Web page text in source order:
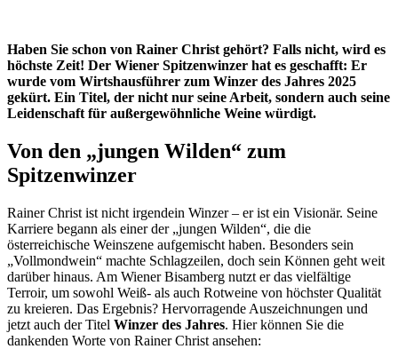
Haben Sie schon von Rainer Christ gehört? Falls nicht, wird es
höchste Zeit! Der Wiener Spitzenwinzer hat es geschafft: Er
wurde vom Wirtshausführer zum Winzer des Jahres 2025
gekürt. Ein Titel, der nicht nur seine Arbeit, sondern auch seine
Leidenschaft für außergewöhnliche Weine würdigt.
Von den „jungen Wilden“ zum
Spitzenwinzer
Rainer Christ ist nicht irgendein Winzer – er ist ein Visionär. Seine
Karriere begann als einer der „jungen Wilden“, die die
österreichische Weinszene aufgemischt haben. Besonders sein
„Vollmondwein“ machte Schlagzeilen, doch sein Können geht weit
darüber hinaus. Am Wiener Bisamberg nutzt er das vielfältige
Terroir, um sowohl Weiß- als auch Rotweine von höchster Qualität
zu kreieren. Das Ergebnis? Hervorragende Auszeichnungen und
jetzt auch der Titel Winzer des Jahres. Hier können Sie die
dankenden Worte von Rainer Christ ansehen: